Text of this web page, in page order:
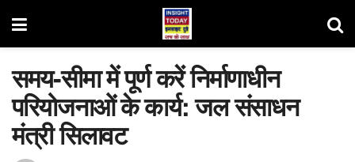
समय-सीमा में पूर्ण करें निर्माणाधीन
परियोजनाओं के कार्य: जल संसाधन
मंत्री सिलावट